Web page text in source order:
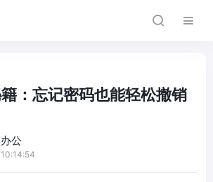
：忘记密码也能轻松撤销
公